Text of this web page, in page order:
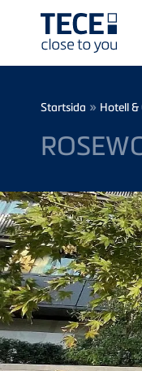
Startsida » Hotell